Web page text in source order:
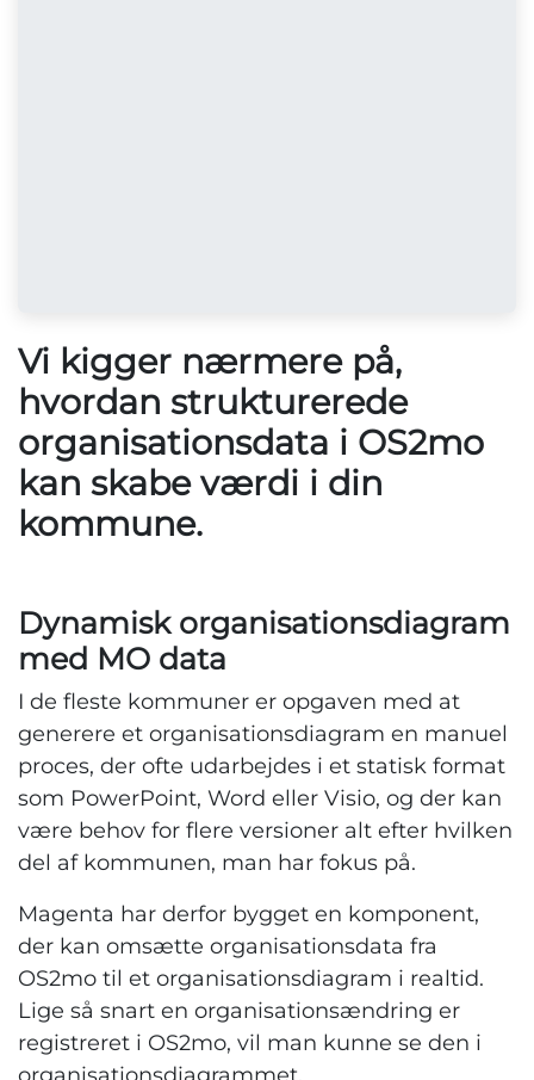
Vi kigger nærmere på,
hvordan strukturerede
organisationsdata i OS2mo
kan skabe værdi i din
kommune.
Dynamisk organisationsdiagram
med MO data
I de fleste kommuner er opgaven med at
generere et organisationsdiagram en manuel
proces, der ofte udarbejdes i et statisk format
som PowerPoint, Word eller Visio, og der kan
være behov for flere versioner alt efter hvilken
del af kommunen, man har fokus på.
Magenta har derfor bygget en komponent,
der kan omsætte organisationsdata fra
OS2mo til et organisationsdiagram i realtid.
Lige så snart en organisationsændring er
registreret i OS2mo, vil man kunne se den i